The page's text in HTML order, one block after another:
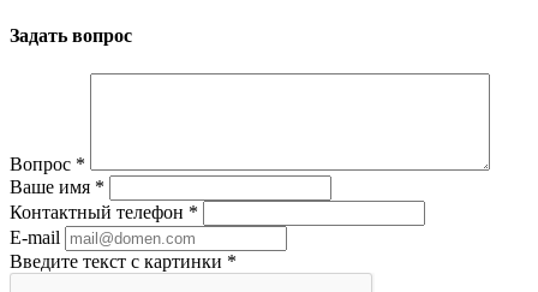
Задать вопрос
Вопрос *
Ваше имя *
Контактный телефон *
E-mail
Введите текст с картинки *